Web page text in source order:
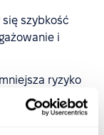
się szybkość
i
ryzyko